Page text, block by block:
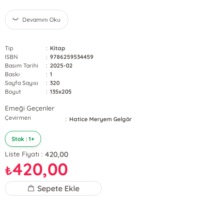
Devamını Oku
Tip : Kitap
ISBN
: 9786259534459
Basım Tarihi
: 2025-02
Baskı
: 1
Sayfa Sayısı
: 320
Boyut
: 135x205
Emeği Geçenler
Çevirmen : Hatice Meryem Gelgör
Stok : 1+
Liste Fiyatı : 420,00
₺420,00
Sepete Ekle